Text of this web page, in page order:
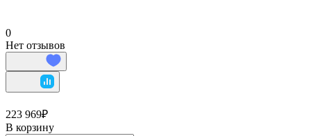
0
Нет отзывов
223 969₽
В корзину